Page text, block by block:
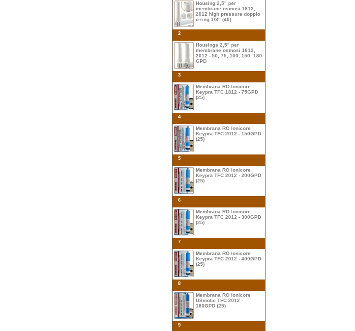
Housing 2,5" per
membrane osmosi 1812,
2012 high pressure doppio
o-ring 1/8" (40)
2
Housings 2,5" per
membrane osmosi 1812,
2012 - 50, 75, 100, 150, 180
GPD
3
Membrana RO Ionicore
Keypra TFC 1812 - 75GPD
(25)
4
Membrana RO Ionicore
Keypra TFC 2012 - 150GPD
(25)
5
Membrana RO Ionicore
Keypra TFC 2012 - 200GPD
(25)
6
Membrana RO Ionicore
Keypra TFC 2012 - 300GPD
(25)
7
Membrana RO Ionicore
Keypra TFC 2012 - 400GPD
(25)
8
Membrana RO Ionicore
USmotic TFC 2012 -
180GPD (25)
9